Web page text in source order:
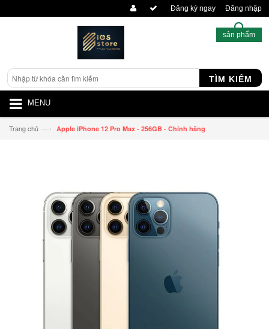
Đăng ký ngay Đăng nhập
TÌM KIẾM
sản phẩm
MENU
Trang chủ —› Apple iPhone 12 Pro Max - 256GB - Chính hãng